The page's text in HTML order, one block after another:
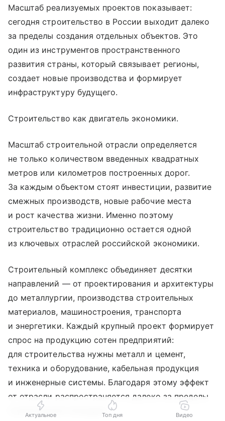
Масштаб реализуемых проектов показывает:
сегодня строительство в России выходит далеко
за пределы создания отдельных объектов. Это
один из инструментов пространственного
развития страны, который связывает регионы,
создает новые производства и формирует
инфраструктуру будущего.
Строительство как двигатель экономики.
Масштаб строительной отрасли определяется
не только количеством введенных квадратных
метров или километров построенных дорог.
За каждым объектом стоят инвестиции, развитие
смежных производств, новые рабочие места
и рост качества жизни. Именно поэтому
строительство традиционно остается одной
из ключевых отраслей российской экономики.
Строительный комплекс объединяет десятки
направлений — от проектирования и архитектуры
до металлургии, производства строительных
материалов, машиностроения, транспорта
и энергетики. Каждый крупный проект формирует
спрос на продукцию сотен предприятий:
для строительства нужны металл и цемент,
техника и оборудование, кабельная продукция
и инженерные системы. Благодаря этому эффект
от отрасли распространяется далеко за пределы
строительной площадки.
Актуальное Топ дня Видео